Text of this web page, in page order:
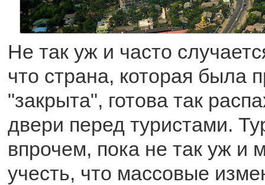
Не так уж и часто
что страна, которая была
"закрыта", готова так
двери перед туристами.
впрочем, пока не так уж и
учесть, что массовые